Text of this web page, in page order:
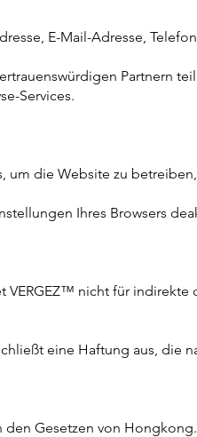
E-Mail-Adresse,
Partnern
Services.
um die Website zu
Ihres Browsers
VERGEZ™ nicht für
eine Haftung aus, die
Gesetzen von Hongkong.